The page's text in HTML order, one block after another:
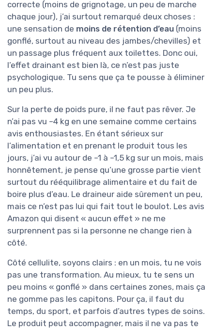
correcte (moins de grignotage, un peu de marche
chaque jour), j’ai surtout remarqué deux choses :
une sensation de moins de rétention d’eau (moins
gonflé, surtout au niveau des jambes/chevilles) et
un passage plus fréquent aux toilettes. Donc oui,
l’effet drainant est bien là, ce n’est pas juste
psychologique. Tu sens que ça te pousse à éliminer
un peu plus.
Sur la perte de poids pure, il ne faut pas rêver. Je
n’ai pas vu –4 kg en une semaine comme certains
avis enthousiastes. En étant sérieux sur
l’alimentation et en prenant le produit tous les
jours, j’ai vu autour de –1 à –1,5 kg sur un mois, mais
honnêtement, je pense qu’une grosse partie vient
surtout du rééquilibrage alimentaire et du fait de
boire plus d’eau. Le draineur aide sûrement un peu,
mais ce n’est pas lui qui fait tout le boulot. Les avis
Amazon qui disent « aucun effet » ne me
surprennent pas si la personne ne change rien à
côté.
Côté cellulite, soyons clairs : en un mois, tu ne vois
pas une transformation. Au mieux, tu te sens un
peu moins « gonflé » dans certaines zones, mais ça
ne gomme pas les capitons. Pour ça, il faut du
temps, du sport, et parfois d’autres types de soins.
Le produit peut accompagner, mais il ne va pas te